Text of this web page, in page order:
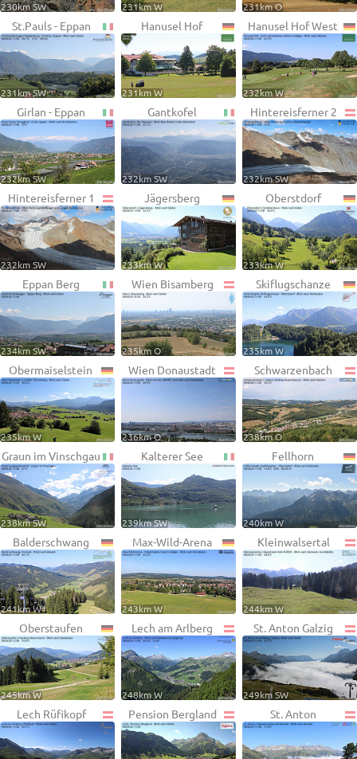
230km SW 231km W 231km O
St.Pauls - Eppan
231km SW
Hanusel Hof
231km W
Hanusel Hof West
232km W
Girlan - Eppan
232km SW
Gantkofel
232km SW
Hintereisferner 2
232km SW
Hintereisferner 1
232km SW
Jägersberg
233km W
Oberstdorf
233km W
Eppan Berg
234km SW
Wien Bisamberg
235km O
Skiflugschanze
235km W
Obermaiselstein
235km W
Wien Donaustadt
236km O
Schwarzenbach
238km O
Graun im Vinschgau
238km SW
Kalterer See
239km SW
Fellhorn
240km W
Balderschwang
241km W
Max-Wild-Arena
243km W
Kleinwalsertal
244km W
Oberstaufen
245km W
Lech am Arlberg
248km W
St. Anton Galzig
249km SW
Lech Rüfikopf Pension Bergland St. Anton